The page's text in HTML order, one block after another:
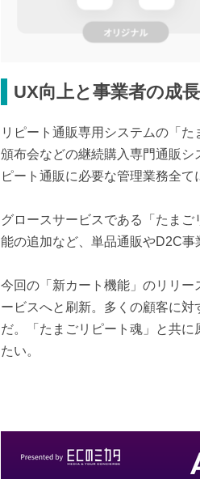
UX向上と事業者の成
リピート通販専用システムの「
頒布会などの継続購入専門通販シ
ピート通販に必要な管理業務全て
グロースサービスである「たま
能の追加など、単品通販やD2C事
今回の「新カート機能」のリリ
ービスへと刷新。多くの顧客に
だ。「たまごリピート魂」と共
たい。